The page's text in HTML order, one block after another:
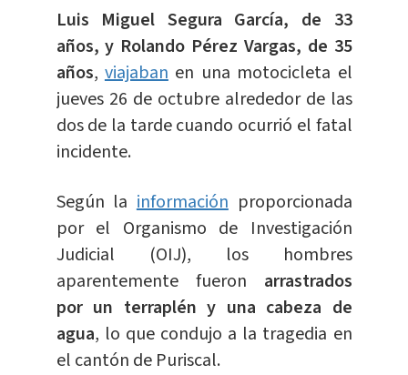
Luis Miguel Segura García, de 33
años, y Rolando Pérez Vargas, de 35
años, viajabanen una motocicleta el
jueves 26 de octubre alrededor de las
dos de la tarde cuando ocurrió el fatal
incidente.
Según lainformaciónproporcionada
por el Organismo de Investigación
Judicial (OIJ), los hombres
aparentemente fueron arrastrados
por un terraplén y una cabeza de
agua, lo que condujo a la tragedia en
el cantón de Puriscal.